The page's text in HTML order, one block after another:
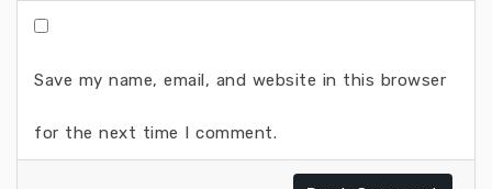
Save my name, email, and website in this browser
for the next time I comment.